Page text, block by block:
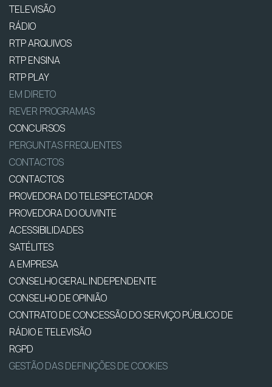
TELEVISÃO
RÁDIO
RTP ARQUIVOS
RTP ENSINA
RTP PLAY
EM DIRETO
REVER PROGRAMAS
CONCURSOS
PERGUNTAS FREQUENTES
CONTACTOS
CONTACTOS
PROVEDORA DO TELESPECTADOR
PROVEDORA DO OUVINTE
ACESSIBILIDADES
SATÉLITES
A EMPRESA
CONSELHO GERAL INDEPENDENTE
CONSELHO DE OPINIÃO
CONTRATO DE CONCESSÃO DO SERVIÇO PÚBLICO DE
RÁDIO E TELEVISÃO
RGPD
GESTÃO DAS DEFINIÇÕES DE COOKIES